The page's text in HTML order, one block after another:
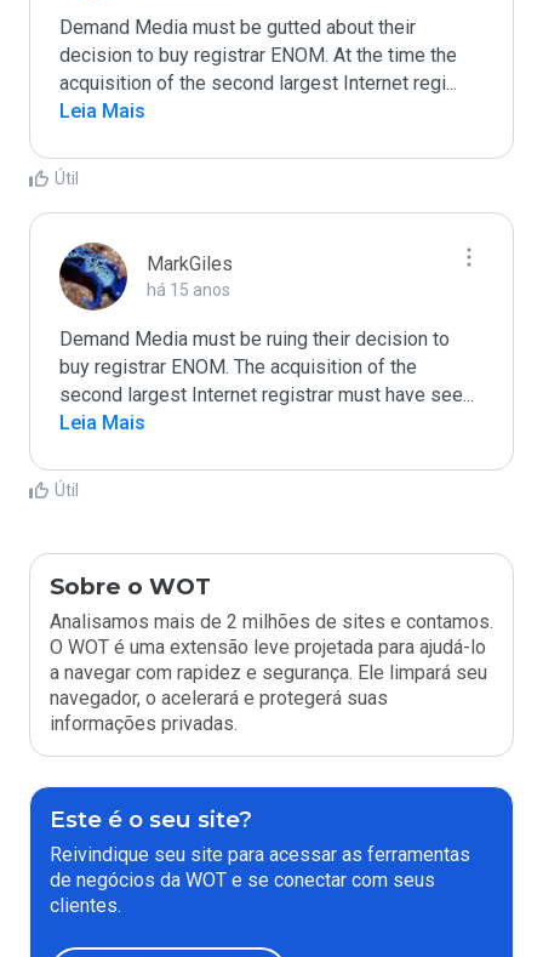
Demand Media must be gutted about their
decision to buy registrar ENOM. At the time the
acquisition of the second largest Internet regi...
Leia Mais
Útil
MarkGiles
há 15 anos
Demand Media must be ruing their decision to
buy registrar ENOM. The acquisition of the
second largest Internet registrar must have see...
Leia Mais
Útil
Sobre o WOT
Analisamos mais de 2 milhões de sites e contamos.
O WOT é uma extensão leve projetada para ajudá-lo
a navegar com rapidez e segurança. Ele limpará seu
navegador, o acelerará e protegerá suas
informações privadas.
Este é o seu site?
Reivindique seu site para acessar as ferramentas
de negócios da WOT e se conectar com seus
clientes.